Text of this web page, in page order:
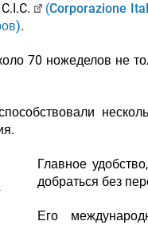
(Corporazione
.
70 ножеделов не
Главное
добраться без
Его